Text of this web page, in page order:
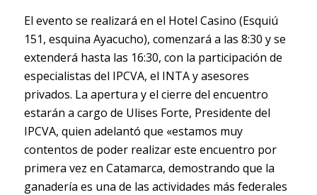
El evento se realizará en el Hotel Casino (Esquiú
151, esquina Ayacucho), comenzará a las 8:30 y se
extenderá hasta las 16:30, con la participación de
especialistas del IPCVA, el INTA y asesores
privados. La apertura y el cierre del encuentro
estarán a cargo de Ulises Forte, Presidente del
IPCVA, quien adelantó que «estamos muy
contentos de poder realizar este encuentro por
primera vez en Catamarca, demostrando que la
ganadería es una de las actividades más federales